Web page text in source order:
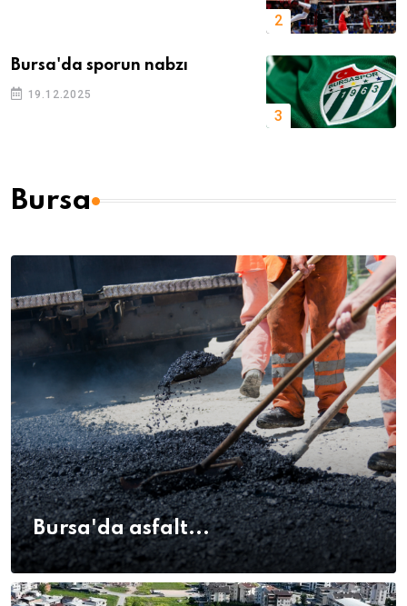
Bursa'da sporun nabzı
19.12.2025
Bursa
Bursa'da asfalt...